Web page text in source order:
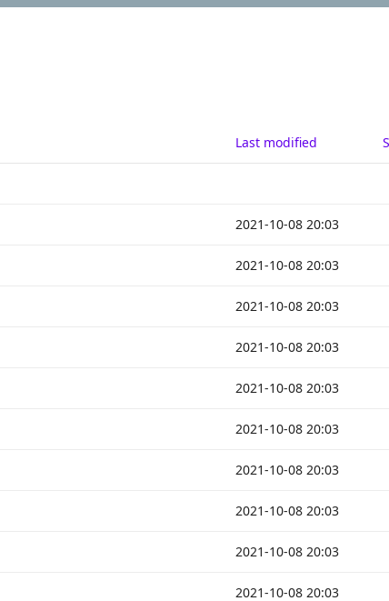
Last modified
2021-10-08 20:03
2021-10-08 20:03
2021-10-08 20:03
2021-10-08 20:03
2021-10-08 20:03
2021-10-08 20:03
2021-10-08 20:03
2021-10-08 20:03
2021-10-08 20:03
2021-10-08 20:03